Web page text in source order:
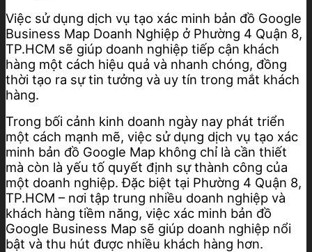
Việc sử dụng dịch vụ tạo xác minh bản đồ Google
Business Map Doanh Nghiệp ở Phường 4 Quận 8,
TP.HCM sẽ giúp doanh nghiệp tiếp cận khách
hàng một cách hiệu quả và nhanh chóng, đồng
thời tạo ra sự tin tưởng và uy tín trong mắt khách
hàng.
Trong bối cảnh kinh doanh ngày nay phát triển
một cách mạnh mẽ, việc sử dụng dịch vụ tạo xác
minh bản đồ Google Map không chỉ là cần thiết
mà còn là yếu tố quyết định sự thành công của
một doanh nghiệp. Đặc biệt tại Phường 4 Quận 8,
TP.HCM – nơi tập trung nhiều doanh nghiệp và
khách hàng tiềm năng, việc xác minh bản đồ
Google Business Map sẽ giúp doanh nghiệp nổi
bật và thu hút được nhiều khách hàng hơn.